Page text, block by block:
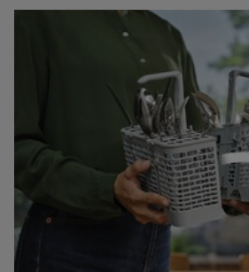
opcije koje olakšavaju život.
Naši modeli MaxiSpace visine 87 cm
slaganje svih vrsta posuđa te nude više
tanjure i više čaše. Zahvaljujući tome
podu, mogu se ugraditi ispod iste visine
kao i naše perilice posuđa visine 82 cm.
potrošnji vode i energije kao i naši
Više prostora i fleksibilnosti. Isto
Istražite standardni model
Istražite Maxi Space model